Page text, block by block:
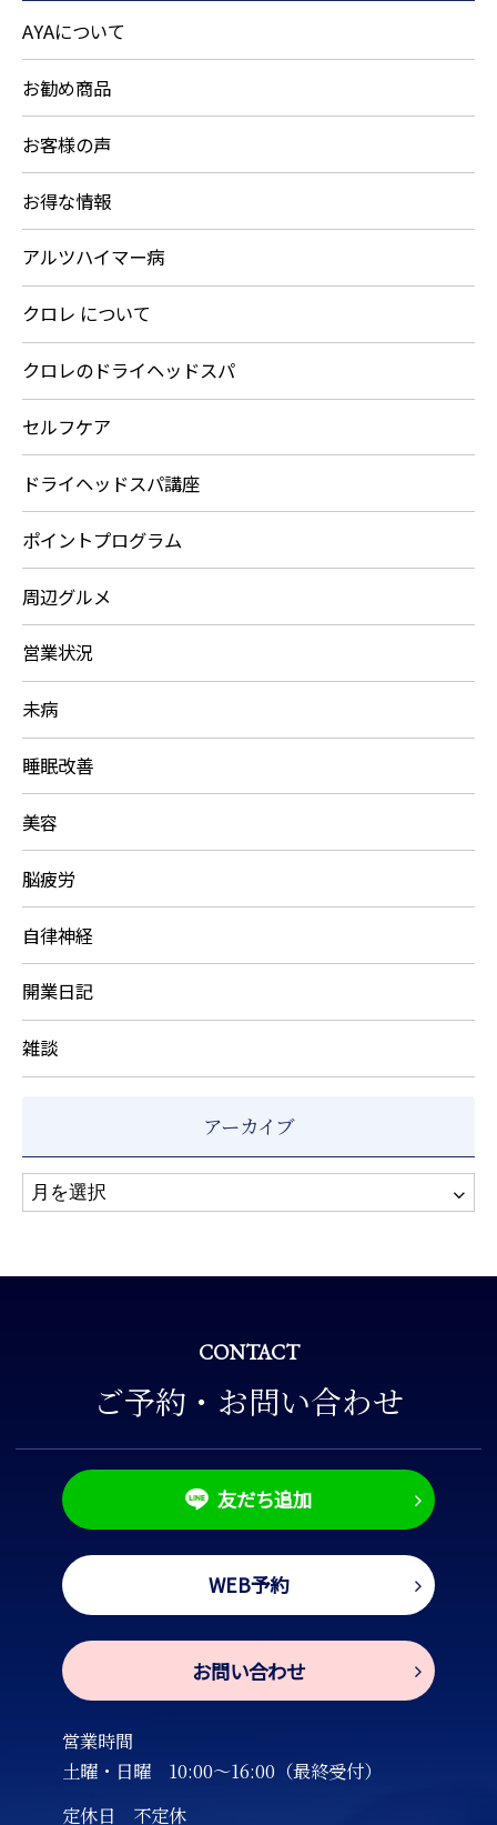
AYAについて
お勧め商品
お客様の声
お得な情報
アルツハイマー病
クロレ について
クロレのドライヘッドスパ
セルフケア
ドライヘッドスパ講座
ポイントプログラム
周辺グルメ
営業状況
未病
睡眠改善
美容
脳疲労
自律神経
開業日記
雑談
アーカイブ
CONTACT
ご予約・お問い合わせ
友だち追加
WEB予約
お問い合わせ
営業時間
土曜・日曜
10:00～16:00（最終受付）
定休日 不定休